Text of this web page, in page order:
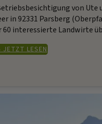
von Ute
in 92331 Parsberg
60 interessierte Landwirte
JETZT LESEN